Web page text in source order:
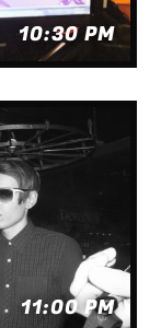
10:30 PM
11:00 PM